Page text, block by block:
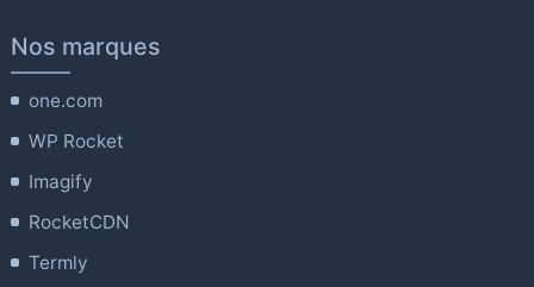
Nos marques
one.com
WP Rocket
Imagify
RocketCDN
Termly